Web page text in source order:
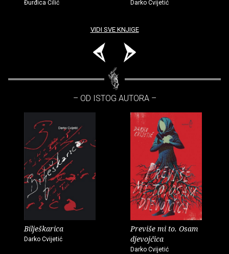
Đurđica Čilić Darko Cvijetić
VIDI SVE KNJIGE
– OD ISTOG AUTORA –
Bilješkarica
Darko Cvijetić
Previše mi to. Osam
djevojčica
Darko Cvijetić